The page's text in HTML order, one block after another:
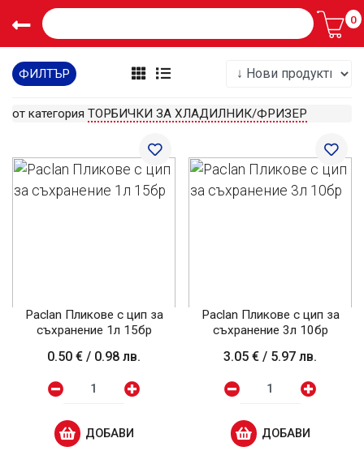
0
ФИЛТЪР
от категория ТОРБИЧКИ ЗА ХЛАДИЛНИК/ФРИЗЕР
Paclan Пликове с цип за
съхранение 1л 15бр
0.50 € / 0.98 лв.
ДОБАВИ
Paclan Пликове с цип за
съхранение 3л 10бр
3.05 € / 5.97 лв.
ДОБАВИ